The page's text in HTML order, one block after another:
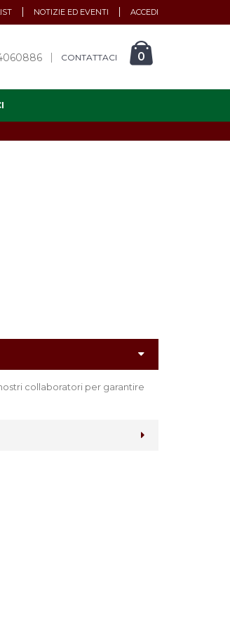
NOTIZIE ED EVENTI ACCEDI
CONTATTACI 0
collaboratori per garantire